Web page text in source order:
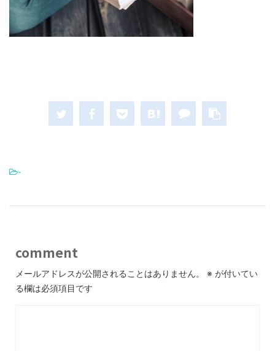
-
comment
メールアドレスが公開されることはありません。 ※ が付いてい
る欄は必須項目です